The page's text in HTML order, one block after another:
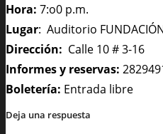
Hora: 7:o0 p.m.
Lugar: Auditorio
Dirección: Calle 10 # 3-16
Informes y reservas:
Boletería: Entrada libre
Deja una respuesta